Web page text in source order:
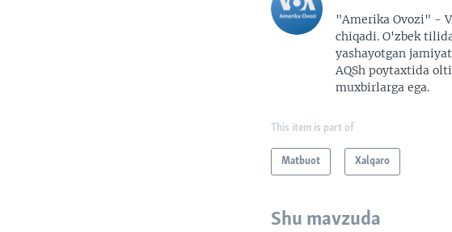
"Amerika Ovozi" -
chiqadi. O'zbek
yashayotgan
AQSh poytaxtida
muxbirlarga ega.
This item is part of
Matbuot Xalqaro
Shu mavzuda